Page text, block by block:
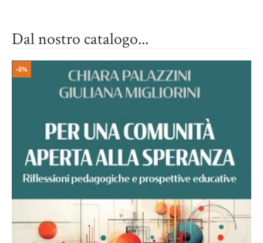
Dal nostro catalogo...
-5%